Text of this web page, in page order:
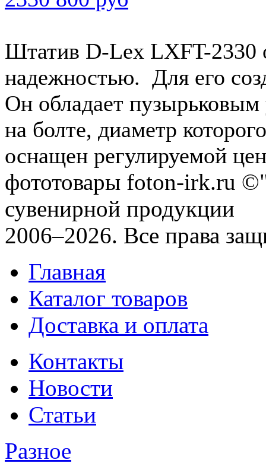
Штатив D-Lex LXFT-2330
надежностью. Для его
Он обладает
на болте, диаметр
оснащен регулируемой
фототовары foton-irk.ru
сувенирной продукции
2006–2026. Все права
Главная
Каталог товаров
Доставка и оплата
Контакты
Новости
Статьи
Разное